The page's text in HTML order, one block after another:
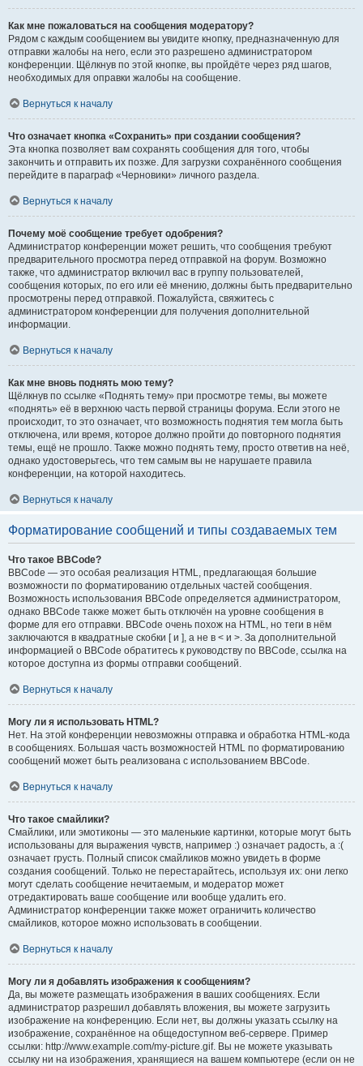
Как мне пожаловаться на сообщения модератору?
Рядом с каждым сообщением вы увидите кнопку, предназначенную для
отправки жалобы на него, если это разрешено администратором
конференции. Щёлкнув по этой кнопке, вы пройдёте через ряд шагов,
необходимых для оправки жалобы на сообщение.
Вернуться к началу
Что означает кнопка «Сохранить» при создании сообщения?
Эта кнопка позволяет вам сохранять сообщения для того, чтобы
закончить и отправить их позже. Для загрузки сохранённого сообщения
перейдите в параграф «Черновики» личного раздела.
Вернуться к началу
Почему моё сообщение требует одобрения?
Администратор конференции может решить, что сообщения требуют
предварительного просмотра перед отправкой на форум. Возможно
также, что администратор включил вас в группу пользователей,
сообщения которых, по его или её мнению, должны быть предварительно
просмотрены перед отправкой. Пожалуйста, свяжитесь с
администратором конференции для получения дополнительной
информации.
Вернуться к началу
Как мне вновь поднять мою тему?
Щёлкнув по ссылке «Поднять тему» при просмотре темы, вы можете
«поднять» её в верхнюю часть первой страницы форума. Если этого не
происходит, то это означает, что возможность поднятия тем могла быть
отключена, или время, которое должно пройти до повторного поднятия
темы, ещё не прошло. Также можно поднять тему, просто ответив на неё,
однако удостоверьтесь, что тем самым вы не нарушаете правила
конференции, на которой находитесь.
Вернуться к началу
Форматирование сообщений и типы создаваемых тем
Что такое BBCode?
BBCode — это особая реализация HTML, предлагающая большие
возможности по форматированию отдельных частей сообщения.
Возможность использования BBCode определяется администратором,
однако BBCode также может быть отключён на уровне сообщения в
форме для его отправки. BBCode очень похож на HTML, но теги в нём
заключаются в квадратные скобки [ и ], а не в < и >. За дополнительной
информацией о BBCode обратитесь к руководству по BBCode, ссылка на
которое доступна из формы отправки сообщений.
Вернуться к началу
Могу ли я использовать HTML?
Нет. На этой конференции невозможны отправка и обработка HTML-кода
в сообщениях. Большая часть возможностей HTML по форматированию
сообщений может быть реализована с использованием BBCode.
Вернуться к началу
Что такое смайлики?
Смайлики, или эмотиконы — это маленькие картинки, которые могут быть
использованы для выражения чувств, например :) означает радость, а :(
означает грусть. Полный список смайликов можно увидеть в форме
создания сообщений. Только не перестарайтесь, используя их: они легко
могут сделать сообщение нечитаемым, и модератор может
отредактировать ваше сообщение или вообще удалить его.
Администратор конференции также может ограничить количество
смайликов, которое можно использовать в сообщении.
Вернуться к началу
Могу ли я добавлять изображения к сообщениям?
Да, вы можете размещать изображения в ваших сообщениях. Если
администратор разрешил добавлять вложения, вы можете загрузить
изображение на конференцию. Если нет, вы должны указать ссылку на
изображение, сохранённое на общедоступном веб-сервере. Пример
ссылки: http://www.example.com/my-picture.gif. Вы не можете указывать
ссылку ни на изображения, хранящиеся на вашем компьютере (если он не